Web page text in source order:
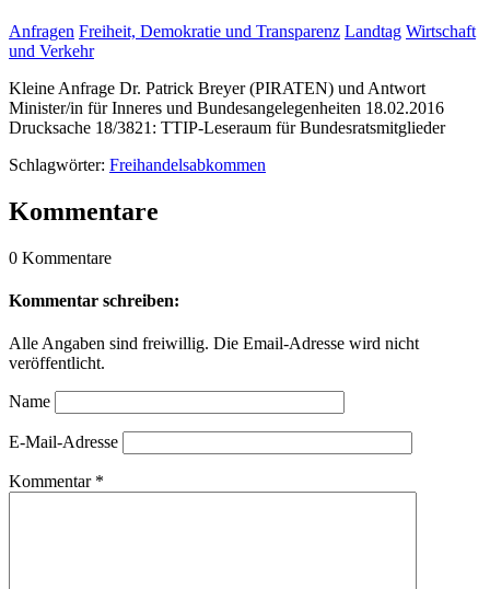
Anfragen Freiheit, Demokratie und Transparenz Landtag Wirtschaft
und Verkehr
Kleine Anfrage Dr. Patrick Breyer (PIRATEN) und Antwort
Minister/in für Inneres und Bundesangelegenheiten 18.02.2016
Drucksache 18/3821: TTIP-Leseraum für Bundesratsmitglieder
Schlagwörter: Freihandelsabkommen
Kommentare
0 Kommentare
Kommentar schreiben:
Alle Angaben sind freiwillig. Die Email-Adresse wird nicht
veröffentlicht.
Name
E-Mail-Adresse
Kommentar *